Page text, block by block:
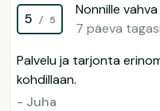
5 / 5
Nonnille
7 päeva tagasi
Palvelu ja tarjonta
kohdillaan.
- Juha